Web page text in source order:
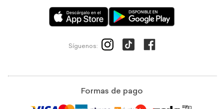
Síguenos:
Formas de pago